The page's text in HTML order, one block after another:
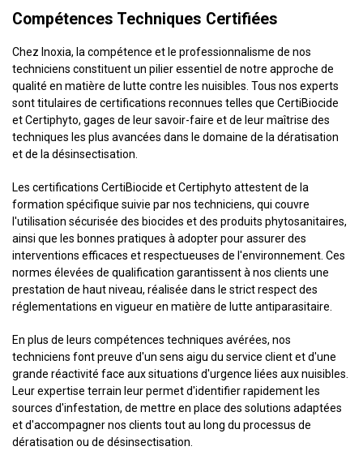
Compétences Techniques Certifiées
Chez Inoxia, la compétence et le professionnalisme de nos
techniciens constituent un pilier essentiel de notre approche de
qualité en matière de lutte contre les nuisibles. Tous nos experts
sont titulaires de certifications reconnues telles que CertiBiocide
et Certiphyto, gages de leur savoir-faire et de leur maîtrise des
techniques les plus avancées dans le domaine de la dératisation
et de la désinsectisation.
Les certifications CertiBiocide et Certiphyto attestent de la
formation spécifique suivie par nos techniciens, qui couvre
l'utilisation sécurisée des biocides et des produits phytosanitaires,
ainsi que les bonnes pratiques à adopter pour assurer des
interventions efficaces et respectueuses de l'environnement. Ces
normes élevées de qualification garantissent à nos clients une
prestation de haut niveau, réalisée dans le strict respect des
réglementations en vigueur en matière de lutte antiparasitaire.
En plus de leurs compétences techniques avérées, nos
techniciens font preuve d'un sens aigu du service client et d'une
grande réactivité face aux situations d'urgence liées aux nuisibles.
Leur expertise terrain leur permet d'identifier rapidement les
sources d'infestation, de mettre en place des solutions adaptées
et d'accompagner nos clients tout au long du processus de
dératisation ou de désinsectisation.